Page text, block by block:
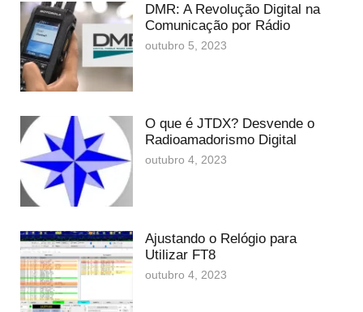
DMR: A Revolução Digital na
Comunicação por Rádio
outubro 5, 2023
O que é JTDX? Desvende o
Radioamadorismo Digital
outubro 4, 2023
Ajustando o Relógio para
Utilizar FT8
outubro 4, 2023